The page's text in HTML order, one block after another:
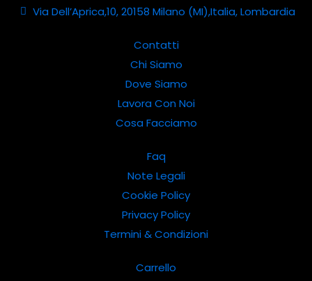
Via Dell’Aprica,10, 20158 Milano (MI),Italia, Lombardia
Contatti
Chi Siamo
Dove Siamo
Lavora Con Noi
Cosa Facciamo
Faq
Note Legali
Cookie Policy
Privacy Policy
Termini & Condizioni
Carrello